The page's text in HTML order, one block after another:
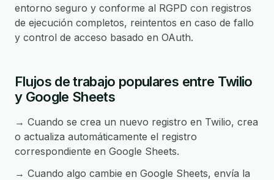
entorno seguro y conforme al RGPD con registros
de ejecución completos, reintentos en caso de fallo
y control de acceso basado en OAuth.
Flujos de trabajo populares entre Twilio
y Google Sheets
→ Cuando se crea un nuevo registro en Twilio, crea
o actualiza automáticamente el registro
correspondiente en Google Sheets.
→ Cuando algo cambie en Google Sheets, envía la